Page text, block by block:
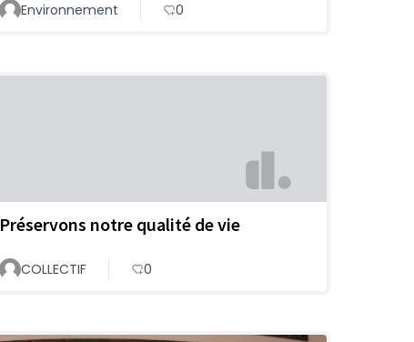
Environnement 0
Préservons notre qualité de vie
COLLECTIF 0